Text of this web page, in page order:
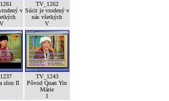
v
TV_1262
Súcit je vrodený v
nás všetkých
V
slon II
TV_1243
Pôvod Quan Yin
Márie
I